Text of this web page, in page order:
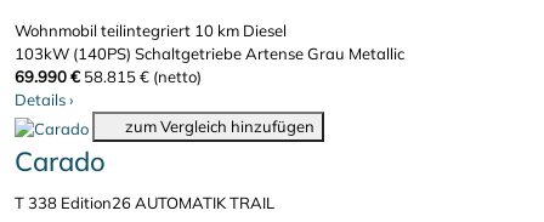
Wohnmobil teilintegriert 10 km Diesel
103kW (140PS) SchaltgetriebeArtense Grau Metallic
69.990 € 58.815 € (netto)
Details›
zum Vergleich hinzufügen
Carado
T 338 Edition26 AUTOMATIK TRAIL